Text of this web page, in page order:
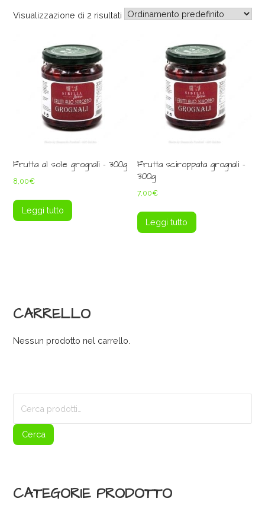
Visualizzazione di 2 risultati
Frutta al sole grognali – 300g
8,00€
Leggi tutto
Frutta sciroppata grognali –
300g
7,00€
Leggi tutto
CARRELLO
Nessun prodotto nel carrello.
Cerca
CATEGORIE PRODOTTO